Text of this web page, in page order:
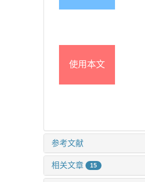
使用本文
参考文献
相关文章 15